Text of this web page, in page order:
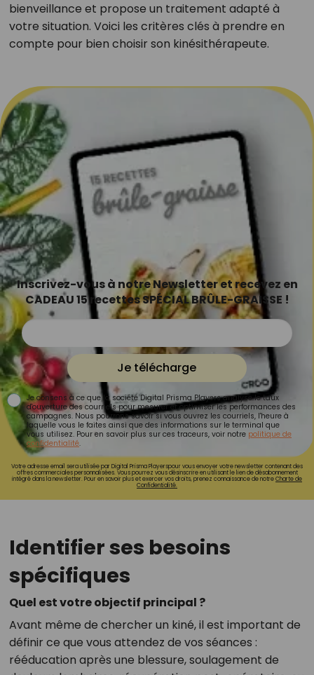
bienveillance et propose un traitement adapté à
votre situation. Voici les critères clés à prendre en
compte pour bien choisir son kinésithérapeute.
Inscrivez-vous à notre Newsletter et recevez en
CADEAU 15 recettes SPÉCIAL BRÛLE-GRAISSE !
Je télécharge
Je consens à ce que la société Digital Prisma Players analyse le taux
d'ouverture des courriels pour mesurer et optimiser les performances des
campagnes. Nous pourrons savoir si vous ouvrez les courriels, l'heure à
laquelle vous le faites ainsi que des informations sur le terminal que
vous utilisez. Pour en savoir plus sur ces traceurs, voir notre politique de
confidentialité.
Votre adresse email sera utilisée par Digital Prisma Playerspour vous envoyer votre newsletter contenant des
offres commerciales personnalisées. Vous pourrez vous désinscrire en utilisant le lien de désabonnement
intégré dans la newsletter. Pour en savoir plus et exercer vos droits, prenez connaissance de notreCharte de
Confidentialité.
Identifier ses besoins
spécifiques
Quel est votre objectif principal ?
Avant même de chercher un kiné, il est important de
définir ce que vous attendez de vos séances :
rééducation après une blessure, soulagement de